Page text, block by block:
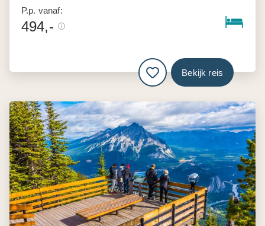
P.p. vanaf:
494,-
Bekijk reis